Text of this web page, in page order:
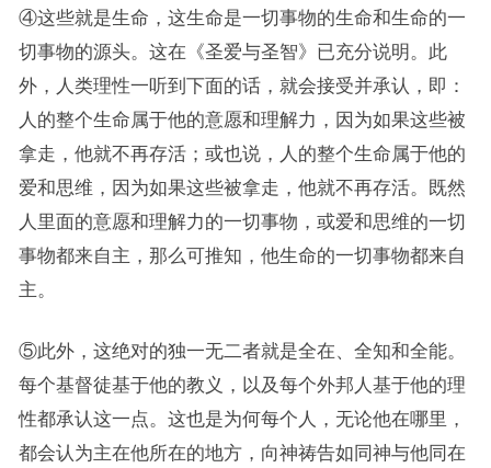
④这些就是生命，这生命是一切事物的生命和生命的一
切事物的源头。这在《圣爱与圣智》已充分说明。此
外，人类理性一听到下面的话，就会接受并承认，即：
人的整个生命属于他的意愿和理解力，因为如果这些被
拿走，他就不再存活；或也说，人的整个生命属于他的
爱和思维，因为如果这些被拿走，他就不再存活。既然
人里面的意愿和理解力的一切事物，或爱和思维的一切
事物都来自主，那么可推知，他生命的一切事物都来自
主。
⑤此外，这绝对的独一无二者就是全在、全知和全能。
每个基督徒基于他的教义，以及每个外邦人基于他的理
性都承认这一点。这也是为何每个人，无论他在哪里，
都会认为主在他所在的地方，向神祷告如同神与他同在